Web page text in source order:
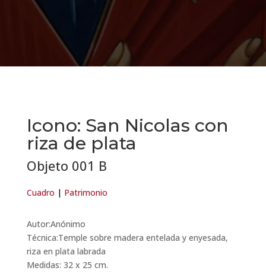
Icono: San Nicolas con
riza de plata
Objeto 001 B
Cuadro | Patrimonio
Autor:Anónimo
Técnica:Temple sobre madera entelada y enyesada,
riza en plata labrada
Medidas: 32 x 25 cm.